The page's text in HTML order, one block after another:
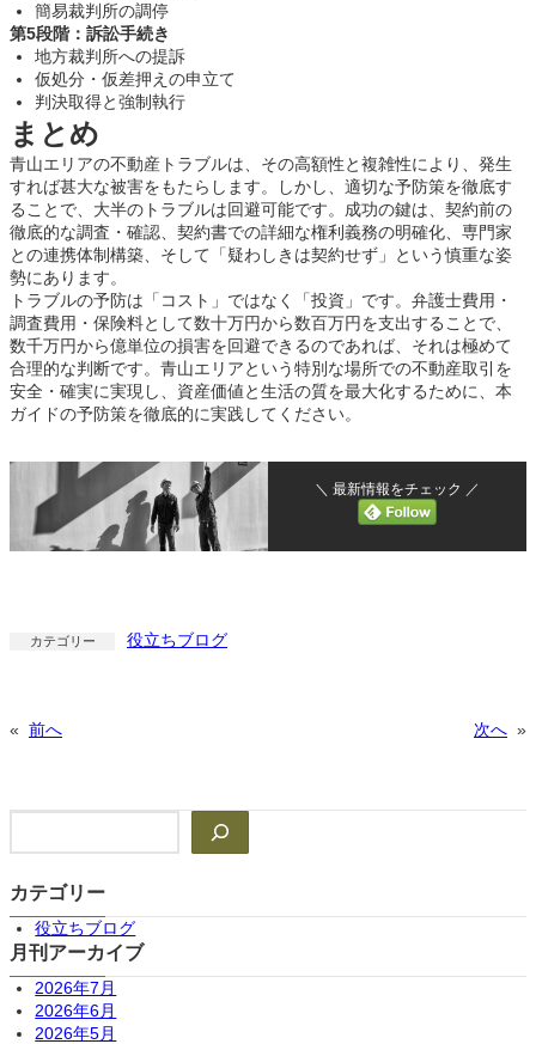
簡易裁判所の調停
第5段階：訴訟手続き
地方裁判所への提訴
仮処分・仮差押えの申立て
判決取得と強制執行
まとめ
青山エリアの不動産トラブルは、その高額性と複雑性により、発生
すれば甚大な被害をもたらします。しかし、適切な予防策を徹底す
ることで、大半のトラブルは回避可能です。成功の鍵は、契約前の
徹底的な調査・確認、契約書での詳細な権利義務の明確化、専門家
との連携体制構築、そして「疑わしきは契約せず」という慎重な姿
勢にあります。
トラブルの予防は「コスト」ではなく「投資」です。弁護士費用・
調査費用・保険料として数十万円から数百万円を支出することで、
数千万円から億単位の損害を回避できるのであれば、それは極めて
合理的な判断です。青山エリアという特別な場所での不動産取引を
安全・確実に実現し、資産価値と生活の質を最大化するために、本
ガイドの予防策を徹底的に実践してください。
＼ 最新情報をチェック ／
カテゴリー 役立ちブログ
« 前へ 次へ »
カテゴリー
役立ちブログ
月刊アーカイブ
2026年7月
2026年6月
2026年5月